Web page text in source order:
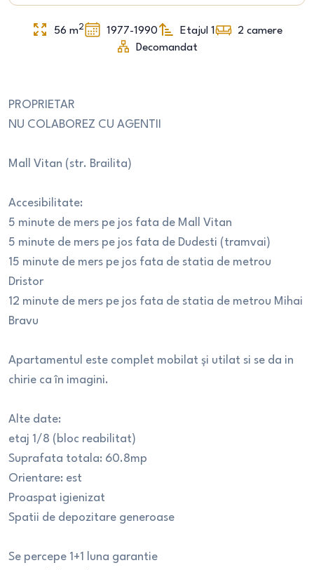
56 m2 1977-1990 Etajul 1 2 camere
Decomandat
PROPRIETAR
NU COLABOREZ CU AGENTII
Mall Vitan (str. Brailita)
Accesibilitate:
5 minute de mers pe jos fata de Mall Vitan
5 minute de mers pe jos fata de Dudesti (tramvai)
15 minute de mers pe jos fata de statia de metrou
Dristor
12 minute de mers pe jos fata de statia de metrou Mihai
Bravu
Apartamentul este complet mobilat și utilat si se da in
chirie ca în imagini.
Alte date:
etaj 1/8 (bloc reabilitat)
Suprafata totala: 60.8mp
Orientare: est
Proaspat igienizat
Spatii de depozitare generoase
Se percepe 1+1 luna garantie